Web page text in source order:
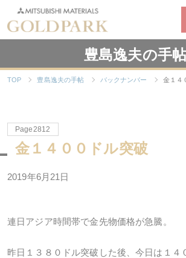
豊島逸夫の手
TOP 豊島逸夫の手帖 バックナンバー 金１４
Page2812
金１４００ドル突破
2019年6月21日
連日アジア時間帯で金先物価格が急騰。
昨日１３８０ドル突破した後、今日は１４